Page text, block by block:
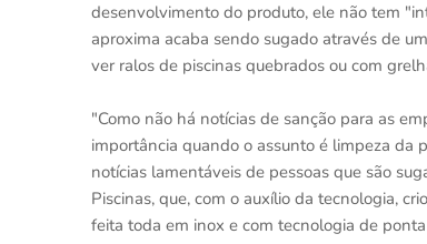
desenvolvimento do produto, ele não tem
aproxima acaba sendo sugado através de
ver ralos de piscinas quebrados ou com
"Como não há notícias de sanção para as
importância quando o assunto é limpeza da
notícias lamentáveis de pessoas que são
Piscinas, que, com o auxílio da tecnologia,
feita toda em inox e com tecnologia de